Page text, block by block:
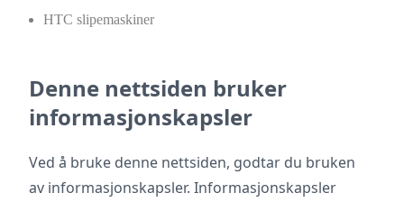
HTC slipemaskiner
Rebar-Buster armeringskuttere
Sima-maskiner
Denne nettsiden bruker
informasjonskapsler
Ved å bruke denne nettsiden, godtar du bruken
av informasjonskapsler. Informasjonskapsler